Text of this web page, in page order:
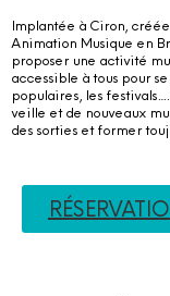
Implantée à Ciron, créée
Animation Musique en
proposer une activité
accessible à tous pour
populaires, les
veille et de nouveaux
des sorties et former